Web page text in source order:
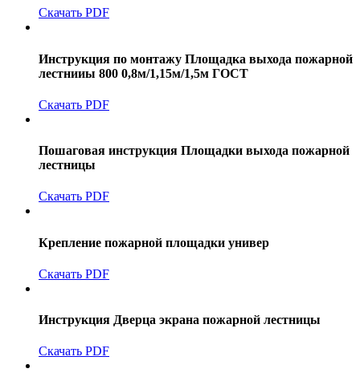
Скачать PDF
Инструкция по монтажу Площадка выхода пожарной
лестнииы 800 0,8м/1,15м/1,5м ГОСТ
Скачать PDF
Пошаговая инструкция Площадки выхода пожарной
лестницы
Скачать PDF
Крепление пожарной площадки универ
Скачать PDF
Инструкция Дверца экрана пожарной лестницы
Скачать PDF